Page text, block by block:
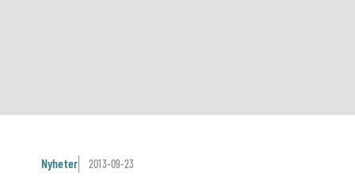
Nyheter 2013-09-23